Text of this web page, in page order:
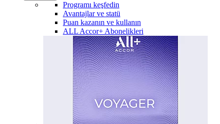
Programı keşfedin
Avantajlar ve statü
Puan kazanın ve kullanın
ALL Accor+ Abonelikleri